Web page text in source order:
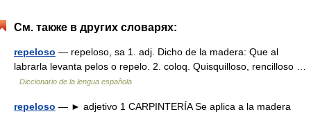
См. также в других словарях:
repeloso — repeloso, sa 1. adj. Dicho de la madera: Que al
labrarla levanta pelos o repelo. 2. coloq. Quisquilloso, rencilloso …
Diccionario de la lengua española
repeloso — ► adjetivo 1 CARPINTERÍA Se aplica a la madera